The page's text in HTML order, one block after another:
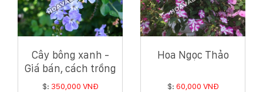
Cây bông xanh -
Giá bán, cách trồng
và chăm sóc cây
$: 350,000 VNĐ
Hoa Ngọc Thảo
$: 60,000 VNĐ